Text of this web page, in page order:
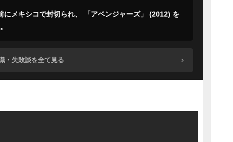
にメキシコで封切られ、 「アベンジャーズ」 (2012) を
・失敗談を全て見る